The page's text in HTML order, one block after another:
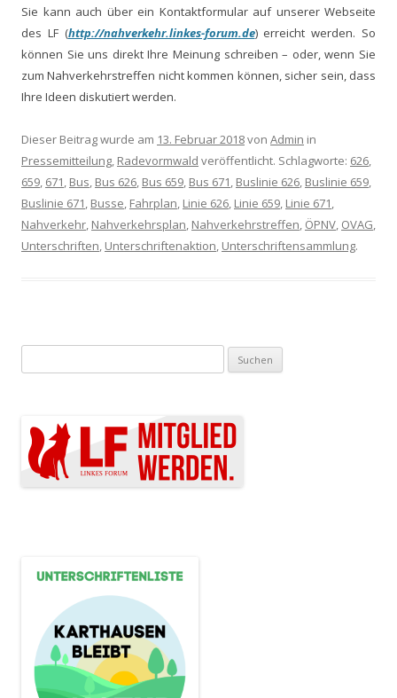
Sie kann auch über ein Kontaktformular auf unserer Webseite
des LF (http://nahverkehr.linkes-forum.de) erreicht werden. So
können Sie uns direkt Ihre Meinung schreiben – oder, wenn Sie
zum Nahverkehrstreffen nicht kommen können, sicher sein, dass
Ihre Ideen diskutiert werden.
Dieser Beitrag wurde am 13. Februar 2018von Admin in
Pressemitteilung, Radevormwald veröffentlicht. Schlagworte: 626,
659, 671, Bus, Bus 626, Bus 659, Bus 671, Buslinie 626, Buslinie 659,
Buslinie 671, Busse, Fahrplan, Linie 626, Linie 659, Linie 671,
Nahverkehr, Nahverkehrsplan, Nahverkehrstreffen, ÖPNV, OVAG,
Unterschriften, Unterschriftenaktion, Unterschriftensammlung.